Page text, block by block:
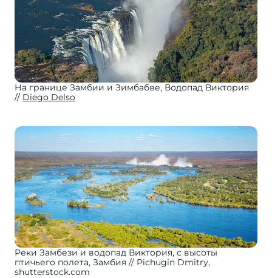
На границе Замбии и Зимбабве, Водопад Виктория
Diego Delso
Реки Замбези и водопад Виктория, с высоты
птичьего полета, Замбия
Pichugin Dmitry,
shutterstock.com